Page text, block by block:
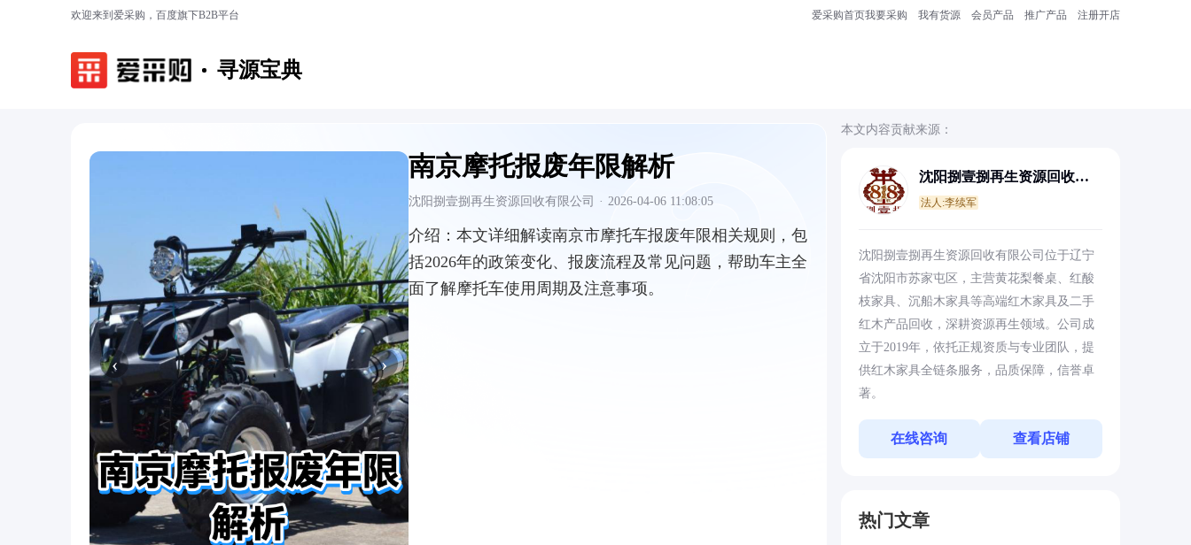
欢迎来到爱采购，百度旗下B2B平台 爱采购首页我要采购 我有货源 会员产品 推广产品 注册开店
寻源宝典
‹ ›
南京摩托报废年限解析
沈阳捌壹捌再生资源回收有限公司 · 2026-04-06 11:08:05
介绍： 本文详细解读南京市摩托车报废年限相关规则，包
括2026年的政策变化、报废流程及常见问题，帮助车主全
面了解摩托车使用周期及注意事项。
本文内容贡献来源：
沈阳捌壹捌再生资源回收有
法人:李续军
沈阳捌壹捌再生资源回收有限公司位于辽宁
省沈阳市苏家屯区，主营黄花梨餐桌、红酸
枝家具、沉船木家具等高端红木家具及二手
红木产品回收，深耕资源再生领域。公司成
立于2019年，依托正规资质与专业团队，提
供红木家具全链条服务，品质保障，信誉卓
著。
在线咨询 查看店铺
热门文章